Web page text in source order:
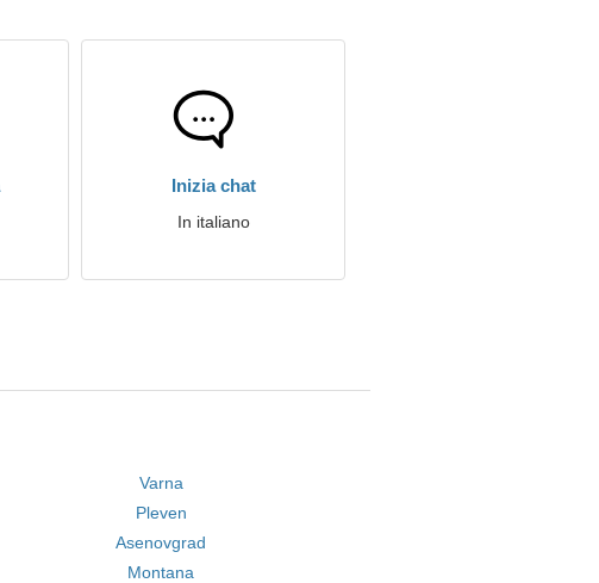
Inizia chat
In italiano
Varna
Pleven
Asenovgrad
Montana